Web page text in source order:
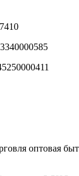
оптовая